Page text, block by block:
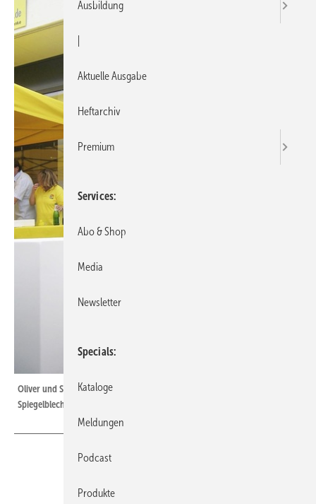
Oliver und Sibylle Volk und ihre Brunnenanlage mit aus Edelstahl-
Spiegelblech gefertigter XXL-Armatur.
Ausbildung
Aktuelle Ausgabe
Heftarchiv
Premium
Services
Abo & Shop
Media
Newsletter
Specials
Kataloge
Meldungen
Podcast
Produkte